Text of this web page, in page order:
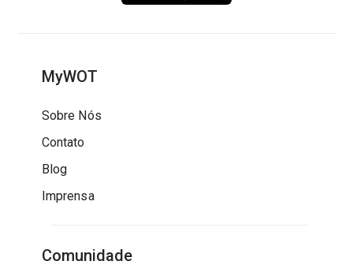
MyWOT
Sobre Nós
Contato
Blog
Imprensa
Comunidade